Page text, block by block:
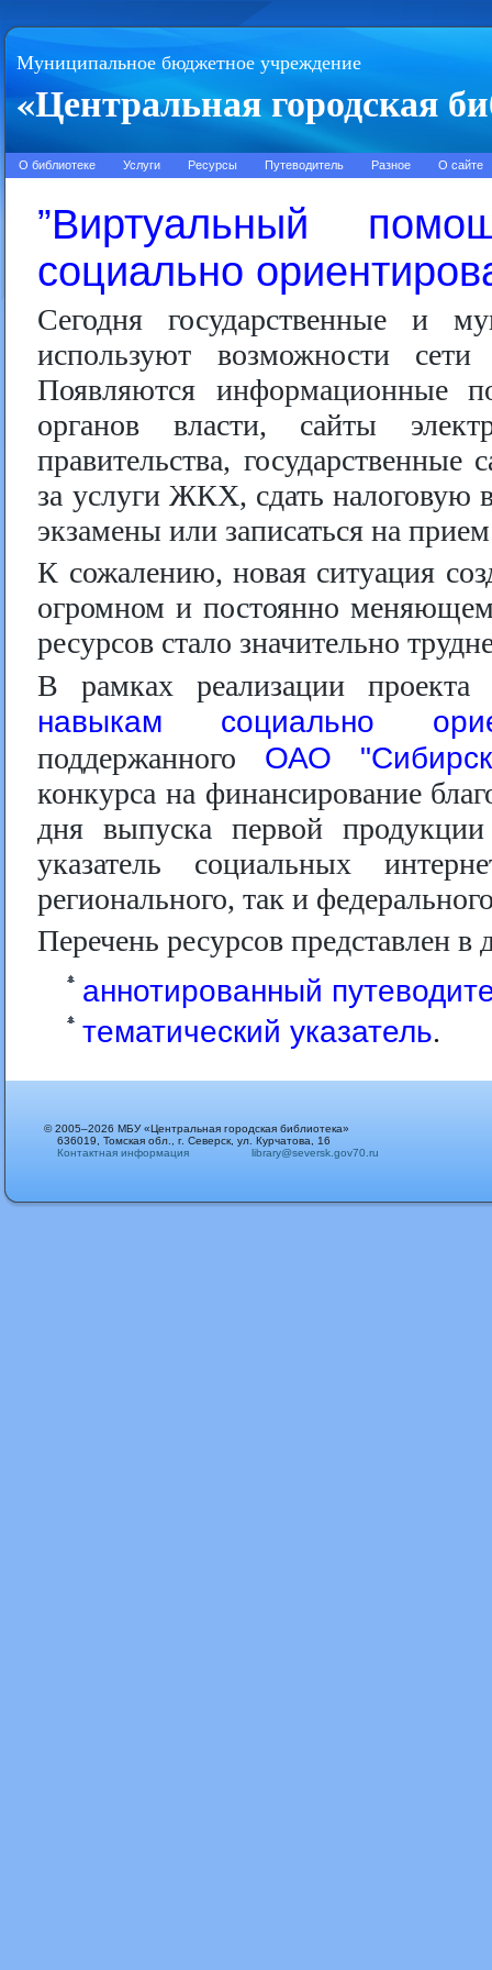
Муниципальное бюджетное учреждение
«Центральная городская
О библиотеке Услуги Ресурсы Путеводитель Разное О сайте
”Виртуальный
социально
Сегодня государственные и
используют возможности
Появляются информационные
органов власти, сайты
правительства,
за услуги ЖКХ, сдать налоговую
экзамены или записаться на
К сожалению, новая ситуация
огромном и постоянно
ресурсов стало значительно
В рамках реализации
навыкам социально
поддержанного ОАО
конкурса на финансирование
дня выпуска первой
указатель социальных
регионального, так и
Перечень ресурсов представлен в
аннотированный
тематический указатель.
© 2005–2026 МБУ «Центральная городская библиотека»
636019, Томская обл., г. Северск, ул. Курчатова, 16
Контактная информация
library@seversk.gov70.ru